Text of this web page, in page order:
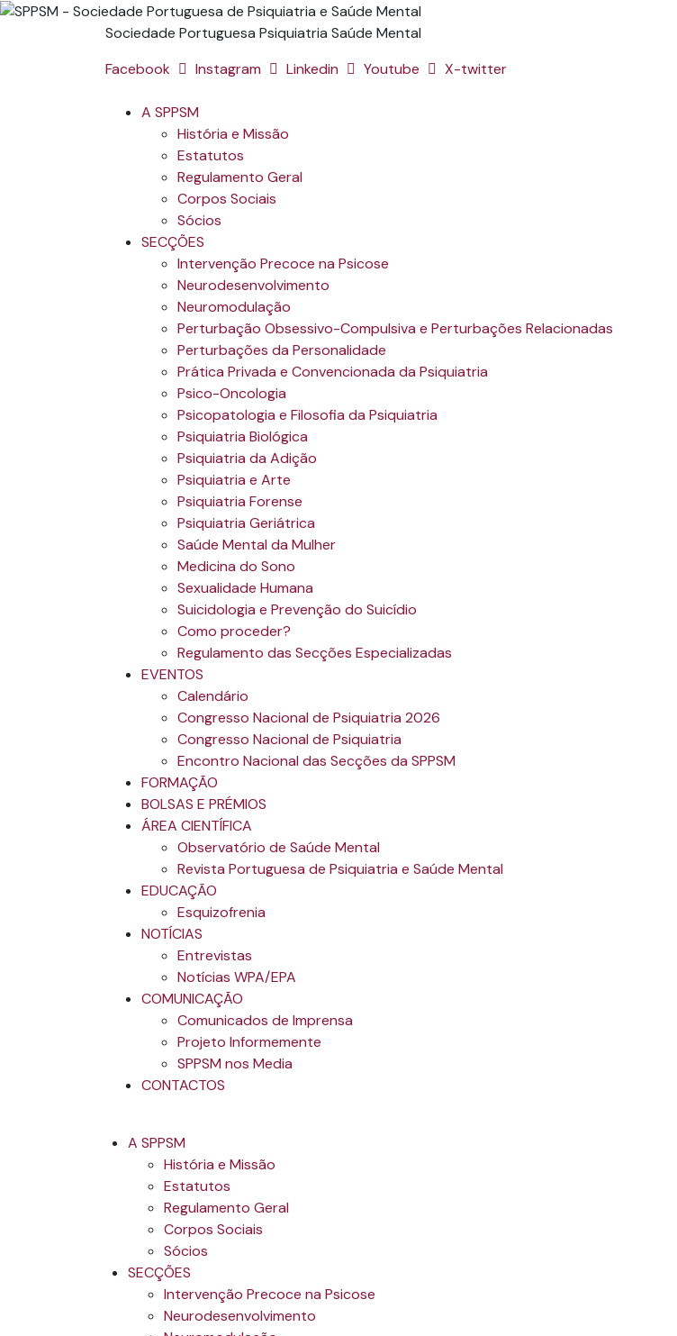
Sociedade Portuguesa Psiquiatria Saúde Mental
Facebook
Instagram Linkedin Youtube X-twitter
A SPPSM
História e Missão
Estatutos
Regulamento Geral
Corpos Sociais
Sócios
SECÇÕES
Intervenção Precoce na Psicose
Neurodesenvolvimento
Neuromodulação
Perturbação Obsessivo-Compulsiva e Perturbações Relacionadas
Perturbações da Personalidade
Prática Privada e Convencionada da Psiquiatria
Psico-Oncologia
Psicopatologia e Filosofia da Psiquiatria
Psiquiatria Biológica
Psiquiatria da Adição
Psiquiatria e Arte
Psiquiatria Forense
Psiquiatria Geriátrica
Saúde Mental da Mulher
Medicina do Sono
Sexualidade Humana
Suicidologia e Prevenção do Suicídio
Como proceder?
Regulamento das Secções Especializadas
EVENTOS
Calendário
Congresso Nacional de Psiquiatria 2026
Congresso Nacional de Psiquiatria
Encontro Nacional das Secções da SPPSM
FORMAÇÃO
BOLSAS E PRÉMIOS
ÁREA CIENTÍFICA
Observatório de Saúde Mental
Revista Portuguesa de Psiquiatria e Saúde Mental
EDUCAÇÃO
Esquizofrenia
NOTÍCIAS
Entrevistas
Notícias WPA/EPA
COMUNICAÇÃO
Comunicados de Imprensa
Projeto Informemente
SPPSM nos Media
CONTACTOS
A SPPSM
História e Missão
Estatutos
Regulamento Geral
Corpos Sociais
Sócios
SECÇÕES
Intervenção Precoce na Psicose
Neurodesenvolvimento